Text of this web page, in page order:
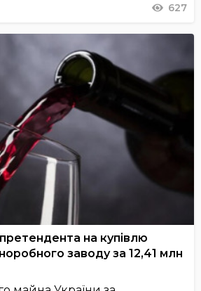
627
на купівлю
заводу за 12,41 млн